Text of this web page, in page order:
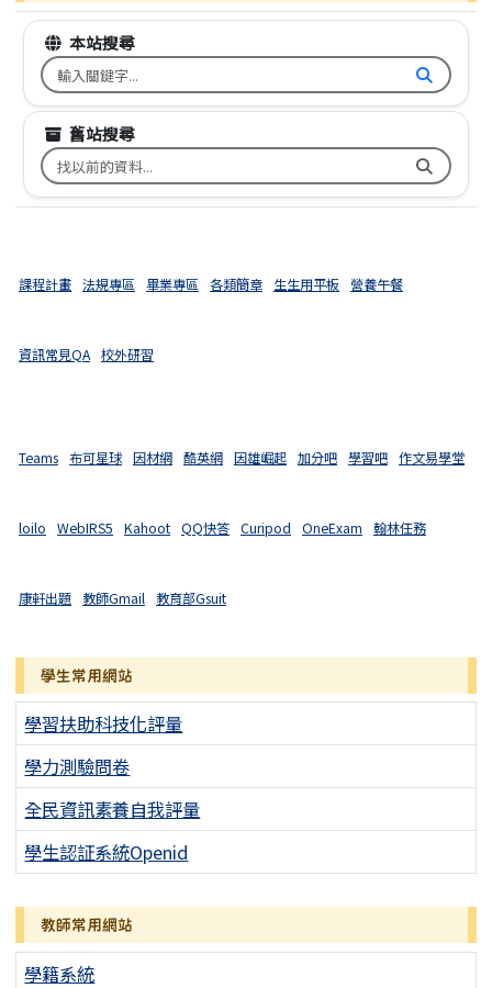
本站搜尋
搜尋台南市文元國小全球資訊網關鍵字
舊站搜尋
搜尋台南市文元國小舊校網關鍵字
課程計畫 法規專區 畢業專區 各類簡章 生生用平板 營養午餐
資訊常見QA 校外研習
Teams 布可星球 因材網 酷英網 因雄崛起 加分吧 學習吧 作文易學堂
loilo WebIRS5 Kahoot QQ快答 Curipod OneExam 翰林任務
康軒出題 教師Gmail 教育部Gsuit
學生常用網站
學習扶助科技化評量
學力測驗問卷
全民資訊素養自我評量
學生認証系統Openid
教師常用網站
學籍系統